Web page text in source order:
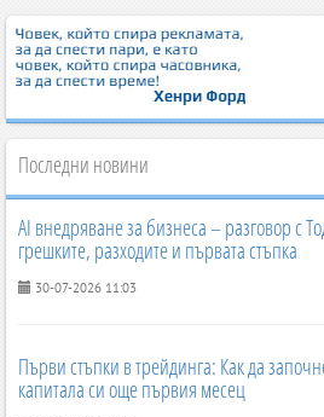
Последни новини
AI внедряване за бизнеса – разговор с
грешките, разходите и първата стъпка
30-07-2026 11:03
Първи стъпки в трейдинга: Как да
капитала си още първия месец